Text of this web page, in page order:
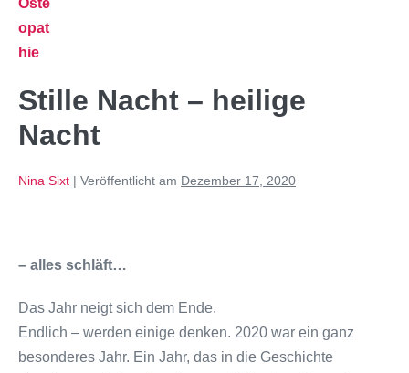
Stille Nacht – heilige
Nacht
Nina Sixt | Veröffentlicht am Dezember 17, 2020
– alles schläft…
Das Jahr neigt sich dem Ende.
Endlich – werden einige denken. 2020 war ein ganz
besonderes Jahr. Ein Jahr, das in die Geschichte